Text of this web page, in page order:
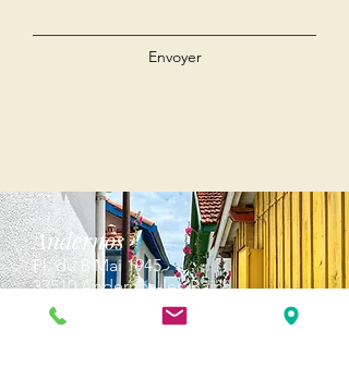
Envoyer
Andernos
Pl. du 8 Mai 1945
33510 Andernos-les-Bains